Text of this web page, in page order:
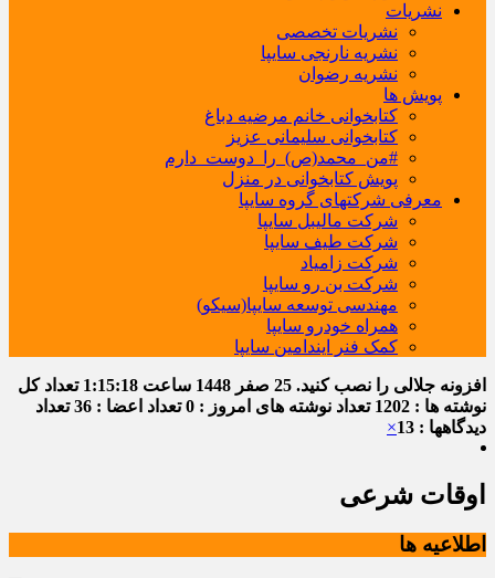
نشریات
نشریات تخصصی
نشریه نارنجی سایپا
نشریه رضوان
پویش ها
کتابخوانی خانم مرضیه دباغ
کتابخوانی سلیمانی عزیز
#من_محمد(ص)_را_دوست_دارم
پویش کتابخوانی در منزل
معرفی شرکتهای گروه سایپا
شرکت مالیبل سایپا
شرکت طیف سایپا
شرکت زامیاد
شرکت بن رو سایپا
مهندسی توسعه سایپا(سیکو)
همراه خودرو سایپا
کمک فنر ایندامین سایپا
افزونه جلالی را نصب کنید. 25 صفر 1448 ساعت 1:15:18 تعداد کل
نوشته ها : 1202
تعداد نوشته های امروز : 0 تعداد اعضا : 36
تعداد
دیدگاهها : 13
×
اوقات شرعی
اطلاعیه ها